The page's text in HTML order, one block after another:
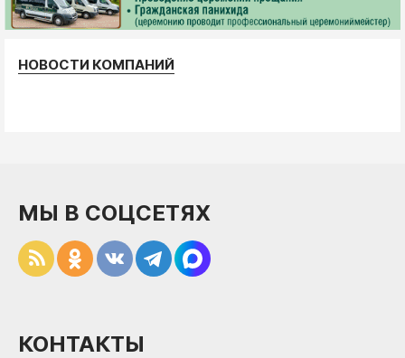
НОВОСТИ КОМПАНИЙ
МЫ В СОЦСЕТЯХ
КОНТАКТЫ